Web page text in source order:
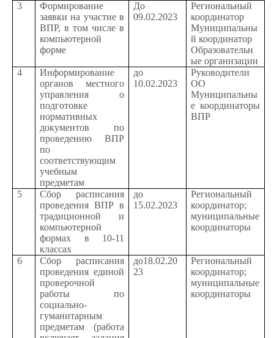
3
Формирование
заявки на участие в
ВПР, в том числе в
компьютерной
форме
До
09.02.2023
Региональный
координатор
Муниципальны
й координатор
Образовательн
ые организации
4
Информирование
органов местного
управления о
подготовке
нормативных
документов по
проведению ВПР
по
соответствующим
учебным
предметам
до
10.02.2023
Руководители
ОО
Муниципальны
е координаторы
ВПР
5
Сбор расписания
проведения ВПР в
традиционной и
компьютерной
формах в 10-11
классах
до
15.02.2023
Региональный
координатор;
муниципальные
координаторы
6
Сбор расписания
проведения единой
проверочной
работы по
социально-
гуманитарным
предметам (работа
до18.02.20
23
Региональный
координатор;
муниципальные
координаторы